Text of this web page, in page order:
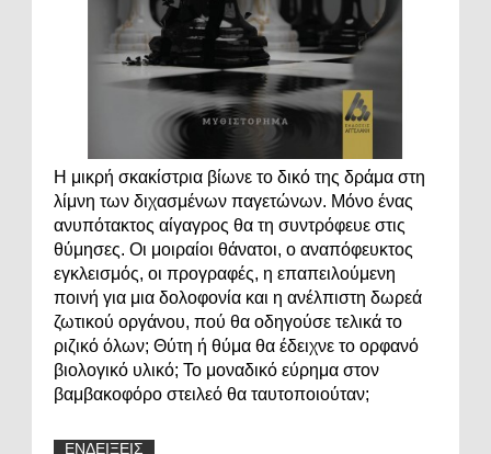
Η μικρή σκακίστρια βίωνε το δικό της δράμα στη
λίμνη των διχασμένων παγετώνων. Μόνο ένας
ανυπότακτος αίγαγρος θα τη συντρόφευε στις
θύμησες. Οι μοιραίοι θάνατοι, ο αναπόφευκτος
εγκλεισμός, οι προγραφές, η επαπειλούμενη
ποινή για μια δολοφονία και η ανέλπιστη δωρεά
ζωτικού οργάνου, πού θα οδηγούσε τελικά το
ριζικό όλων; Θύτη ή θύμα θα έδειχνε το ορφανό
βιολογικό υλικό; Το μοναδικό εύρημα στον
βαμβακοφόρο στειλεό θα ταυτοποιούταν;
ΕΝΔΕΙΞΕΙΣ